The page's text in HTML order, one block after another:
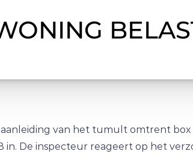
van het tumult omtrent
in. De inspecteur reageert op het